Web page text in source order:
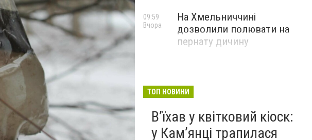
На Хмельниччині
дозволили полювати на
пернату дичину
09:59
Вчора
ТОП НОВИНИ
Вʼїхав у квітковий кіоск:
у Камʼянці трапилася